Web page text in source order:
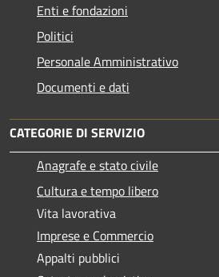
Enti e fondazioni
Politici
Personale Amministrativo
Documenti e dati
CATEGORIE DI SERVIZIO
Anagrafe e stato civile
Cultura e tempo libero
Vita lavorativa
Imprese e Commercio
Appalti pubblici